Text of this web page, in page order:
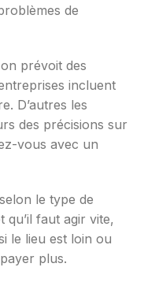
de
prévoit des
incluent
D’autres les
des précisions sur
vous avec un
le type de
qu’il faut agir vite,
le lieu est loin ou
plus.